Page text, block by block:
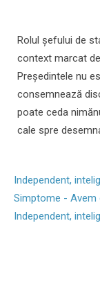
Rolul şefului de
context marcat
Preşedintele nu
consemnează
poate ceda
cale spre
Independent,
Simptome - Avem
Independent,